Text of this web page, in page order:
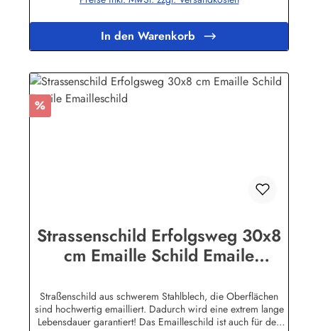
Hamburginfo@buddel.de
In den Warenkorb
Rabatt
%
Strassenschild Erfolgsweg 30x8
cm Emaille Schild Emaile
Straßenschild aus schwerem Stahlblech, die Oberflächen
sind hochwertig emailliert. Dadurch wird eine extrem lange
Lebensdauer garantiert! Das Emailleschild ist auch für den